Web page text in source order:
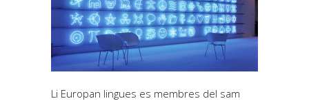
Li Europan lingues es membres del sam